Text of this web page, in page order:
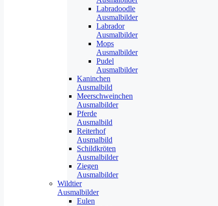
Labradoodle
Ausmalbilder
Labrador
Ausmalbilder
Mops
Ausmalbilder
Pudel
Ausmalbilder
Kaninchen
Ausmalbild
Meerschweinchen
Ausmalbilder
Pferde
Ausmalbild
Reiterhof
Ausmalbild
Schildkröten
Ausmalbilder
Ziegen
Ausmalbilder
Wildtier
Ausmalbilder
Eulen